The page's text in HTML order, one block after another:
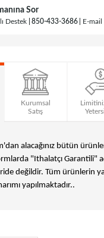
Sor
Destek 850-433-3686 E-mail
Kurumsal
Satış
alacağınız bütün
"Ithalatçı Garantili"
değildir. Tüm ürünlerin
yapılmaktadır..